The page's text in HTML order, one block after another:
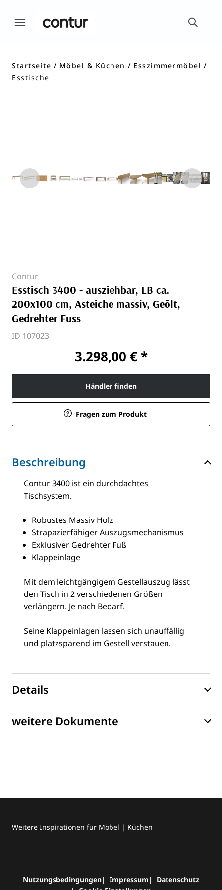
Startseite Möbel & Küchen
Esszimmermöbel
Esstische
Contur
Esstisch 3400 - ausziehbar, LB ca.
200x100 cm, Asteiche massiv, Geölt,
Gedrehter Fuss
ID 107023
3.298,00 € *
Händler finden
Fragen zum Produkt
Beschreibung
Contur 3400 ist ein durchdachtes
Tischsystem.
Robustes Massiv Holz
Strapazierfähiger Auszugsmechanismus
Exklusiver Gedrehter Fuß
Klappeinlage
Mit dem leichtgängigem Gestellauszug lässt
den Tisch in 2 verschiedenen Größen
verlängern. Je nach Bedarf.
Seine Klappeinlagen lassen sich unauffällig
und platzsparend im Gestell verstauen.
Details
weitere Dokumente
Weitere Inspirationen für Möbel | Küchen
Nutzungsbedingungen Impressum
Datenschutz